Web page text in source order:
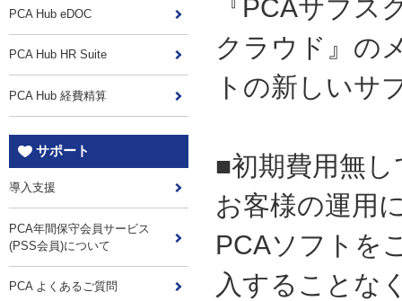
PCA Hub eDOC
PCA Hub HR Suite
PCA Hub 経費精算
サポート
導入支援
PCA年間保守会員サービス
(PSS会員)について
PCA よくあるご質問
『PCAサブス
クラウド』の
トの新しいサ
■初期費用無
お客様の運用
PCAソフトを
入することな